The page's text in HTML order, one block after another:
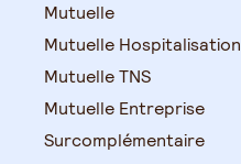
Mutuelle
Mutuelle Hospitalisation
Mutuelle TNS
Mutuelle Entreprise
Surcomplémentaire